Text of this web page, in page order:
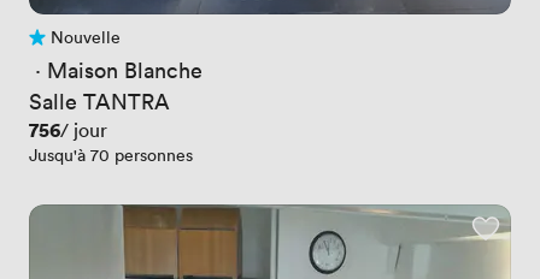
Pas encore d'avis
Nouvelle
· Maison Blanche
Salle TANTRA
Prix
756/ jour
Jusqu'à 70 personnes